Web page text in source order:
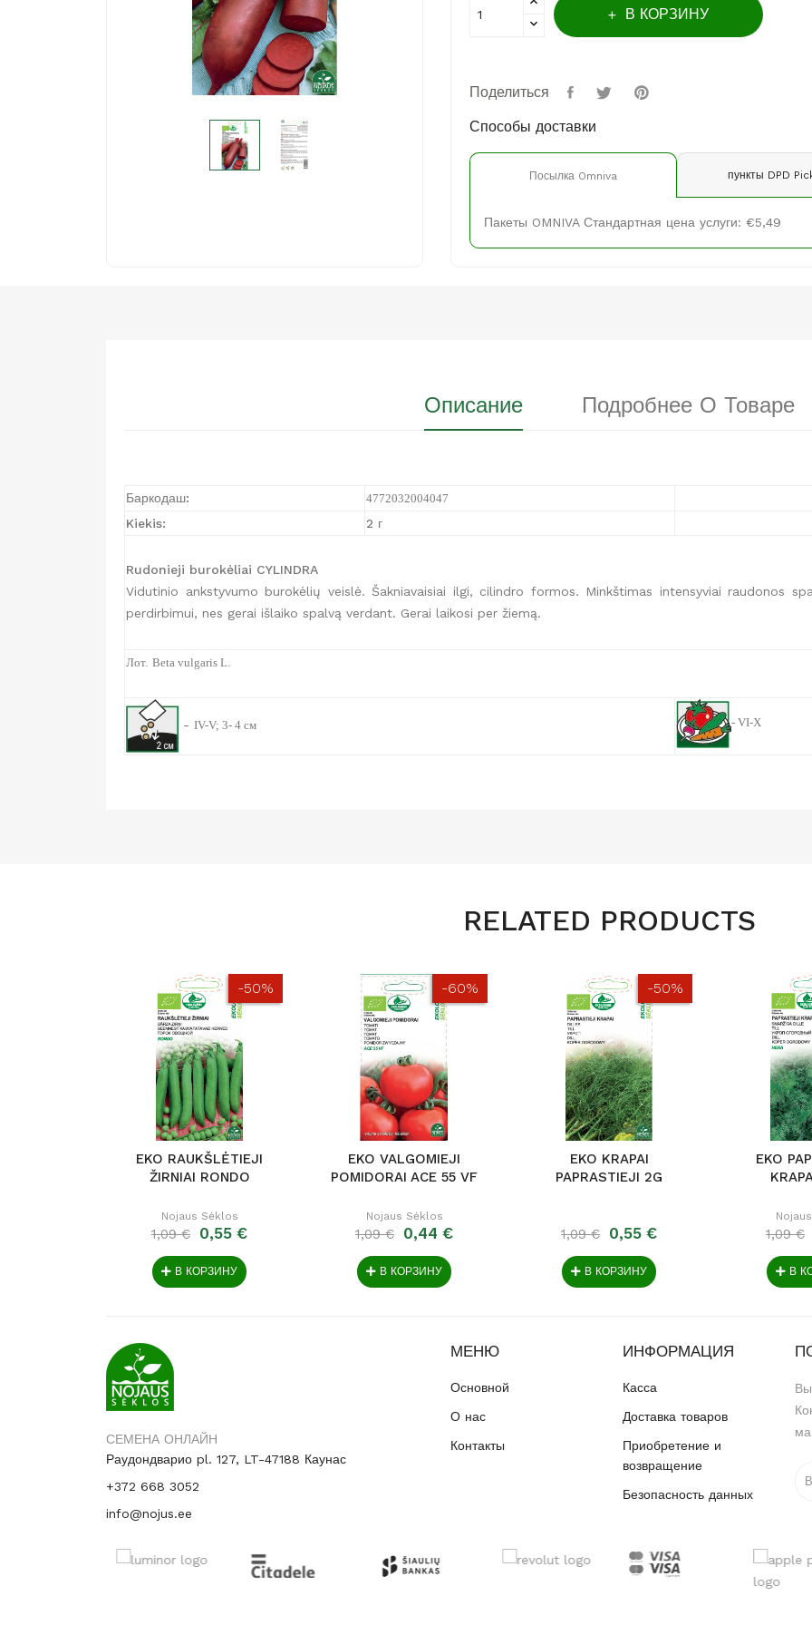
В КОРЗИНУ
Поделиться
Способы доставки
Посылка Omniva пункты DPD
Пакеты OMNIVA Стандартная цена услуги: €5,49
Описание Подробнее О Товаре
Баркодаш: 4772032004047
Kiekis: 2 г
Rudonieji burokėliai CYLINDRA
Vidutinio ankstyvumo burokėlių veislė. Šakniavaisiai ilgi, cilindro formos. Minkštimas intensyviai raudonos
perdirbimui, nes gerai išlaiko spalvą verdant. Gerai laikosi per žiemą.
Лот. Beta vulgaris L.
- IV-V; 3- 4 см - VI-X
RELATED PRODUCTS
-50%
EKO RAUKŠLĖTIEJI
ŽIRNIAI RONDO
Nojaus Sėklos
1,09 € 0,55 €
В КОРЗИНУ
-60%
EKO VALGOMIEJI
POMIDORAI ACE 55 VF
Nojaus Sėklos
1,09 € 0,44 €
В КОРЗИНУ
-50%
EKO KRAPAI
PAPRASTIEJI 2G
1,09 € 0,55 €
В КОРЗИНУ
EKO
1,09 €
В
СЕМЕНА ОНЛАЙН
Раудондварио pl. 127, LT-47188 Каунас
+372 668 3052
info@nojus.ee
МЕНЮ
Основной
О нас
Контакты
ИНФОРМАЦИЯ
Касса
Доставка товаров
Приобретение и
возвращение
Безопасность данных